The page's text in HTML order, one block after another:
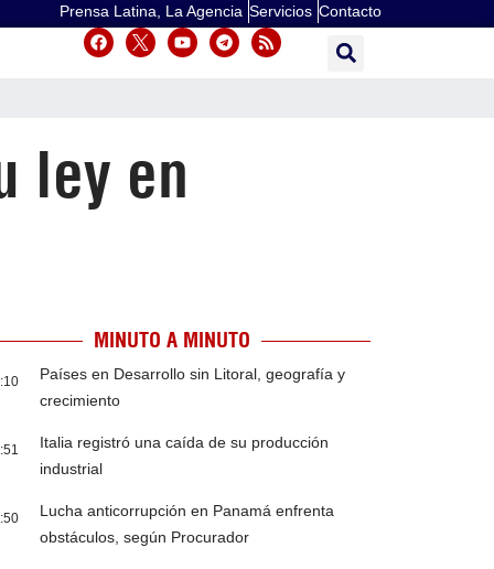
Prensa Latina, La Agencia Servicios Contacto
ley en
MINUTO A MINUTO
Países en Desarrollo sin Litoral, geografía y
crecimiento
Italia registró una caída de su producción
industrial
Lucha anticorrupción en Panamá enfrenta
obstáculos, según Procurador